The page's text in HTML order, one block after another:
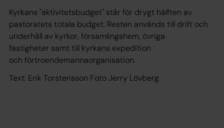
Kyrkans "aktivitetsbudget" står för drygt hälften av
pastoratets totala budget. Resten används till drift och
underhåll av kyrkor, församlingshem, övriga
fastigheter samt till kyrkans expedition
och förtroendemannaorganisation.
Text: Erik Torstensson Foto Jerry Lövberg